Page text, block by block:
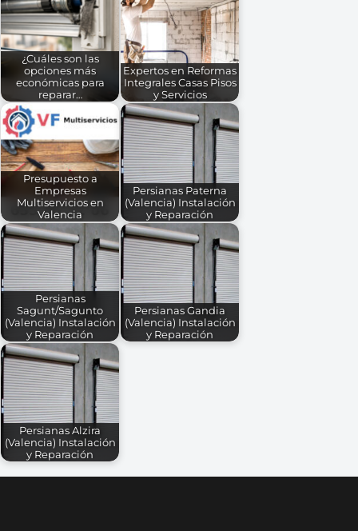
¿Cuáles son las
opciones más
económicas para
reparar…
Expertos en Reformas
Integrales Casas Pisos
y Servicios
Presupuesto a
Empresas
Multiservicios en
Valencia
Persianas Paterna
(Valencia) Instalación
y Reparación
Persianas
Sagunt/Sagunto
(Valencia) Instalación
y Reparación
Persianas Gandia
(Valencia) Instalación
y Reparación
Persianas Alzira
(Valencia) Instalación
y Reparación